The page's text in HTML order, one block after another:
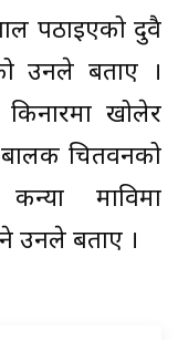
पठाइएको दुवै
उनले बताए ।
खोलेर
चितवनको
कन्या माविमा
उनले बताए ।